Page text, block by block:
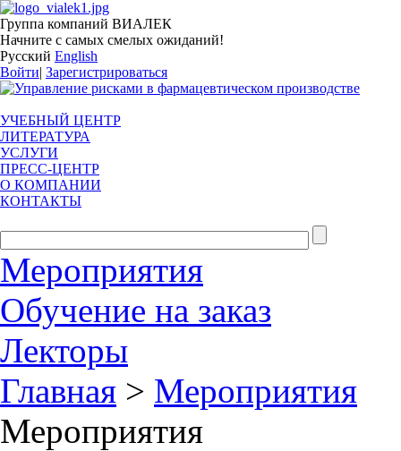
Группа компаний ВИАЛЕК
Начните с самых смелых ожиданий!
Русский English
Войти| Зарегистрироваться
УЧЕБНЫЙ ЦЕНТР
ЛИТЕРАТУРА
УСЛУГИ
ПРЕСС-ЦЕНТР
О КОМПАНИИ
КОНТАКТЫ
Мероприятия
Обучение на заказ
Лекторы
Главная > Мероприятия
Мероприятия